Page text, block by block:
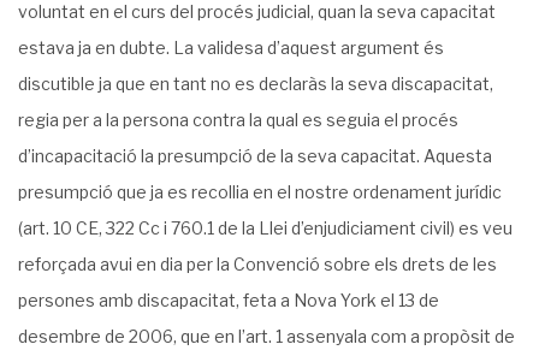
voluntat en el curs del procés judicial, quan la seva capacitat
estava ja en dubte. La validesa d’aquest argument és
discutible ja que en tant no es declaràs la seva discapacitat,
regia per a la persona contra la qual es seguia el procés
d’incapacitació la presumpció de la seva capacitat. Aquesta
presumpció que ja es recollia en el nostre ordenament jurídic
(art. 10 CE, 322 Cc i 760.1 de la Llei d’enjudiciament civil) es veu
reforçada avui en dia per la Convenció sobre els drets de les
persones amb discapacitat, feta a Nova York el 13 de
desembre de 2006, que en l’art. 1 assenyala com a propòsit de